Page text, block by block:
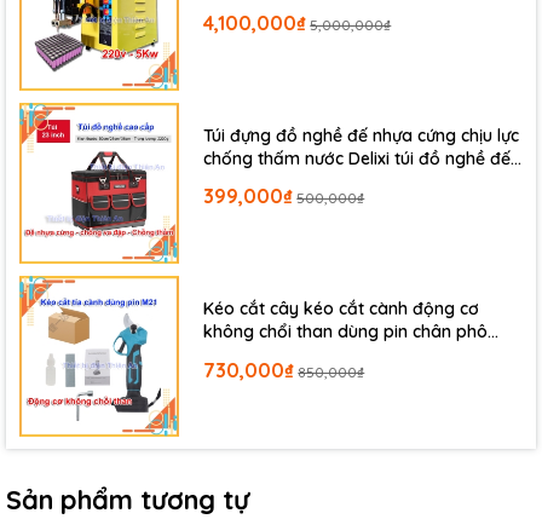
4,100,000₫ 5,000,000₫
Túi đựng đồ nghề đế nhựa cứng chịu lực
chống thấm nước Delixi túi đồ nghề đế
nghề
399,000₫ 500,000₫
Kéo cắt cây kéo cắt cành động cơ
không chổi than dùng pin chân phô
730,000₫ 850,000₫
Sản phẩm tương tự